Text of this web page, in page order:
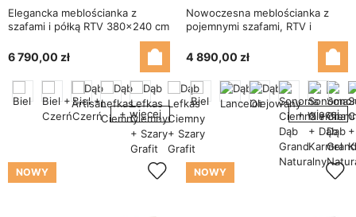
Elegancka meblościanka z
szafami i półką RTV 380×240 cm
Szary Jasny / Dąb Halifax –
DAKO
6 790,00 zł
+ więcej
Nowoczesna meblościanka z
pojemnymi szafami, RTV i
Sonoma Ciemna / Dąb Grand –
4 890,00 zł
+ więcej
NOWY NOWY